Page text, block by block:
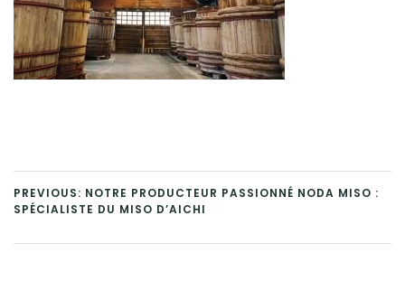
PREVIOUS: NOTRE PRODUCTEUR PASSIONNÉ NODA MISO :
SPÉCIALISTE DU MISO D’AICHI